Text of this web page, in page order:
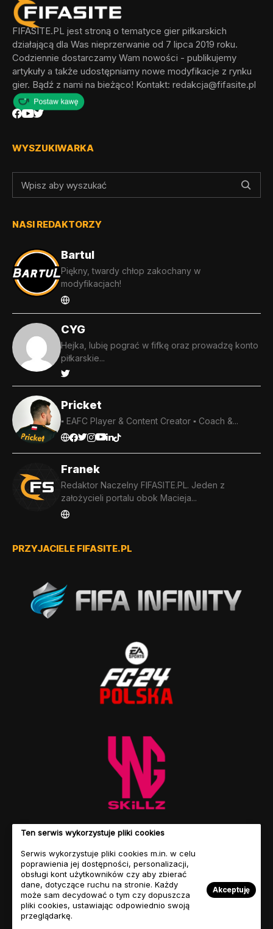
FIFASITE.PL jest stroną o tematyce gier piłkarskich
działającą dla Was nieprzerwanie od 7 lipca 2019 roku.
Codziennie dostarczamy Wam nowości - publikujemy
artykuły a także udostępniamy nowe modyfikacje z rynku
gier. Bądź z nami na bieżąco! Kontakt: redakcja@fifasite.pl
WYSZUKIWARKA
NASI REDAKTORZY
Bartul
Piękny, twardy chłop zakochany w
modyfikacjach!
CYG
Hejka, lubię pograć w fifkę oraz prowadzę konto
piłkarskie...
Pricket
▪️ EAFC Player & Content Creator ▪️ Coach &...
Franek
Redaktor Naczelny FIFASITE.PL. Jeden z
założycieli portalu obok Macieja...
PRZYJACIELE FIFASITE.PL
Ten serwis wykorzystuje pliki cookies
Serwis wykorzystuje pliki cookies m.in. w celu
poprawienia jej dostępności, personalizacji,
obsługi kont użytkowników czy aby zbierać
dane, dotyczące ruchu na stronie. Każdy
może sam decydować o tym czy dopuszcza
pliki cookies, ustawiając odpowiednio swoją
przeglądarkę.
Akceptuję